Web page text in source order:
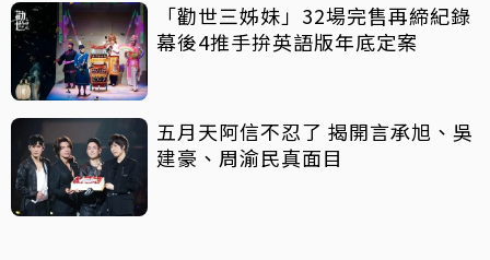
「勸世三姊妹」32場完售再締紀錄
幕後4推手拚英語版年底定案
五月天阿信不忍了 揭開言承旭、吳
建豪、周渝民真面目